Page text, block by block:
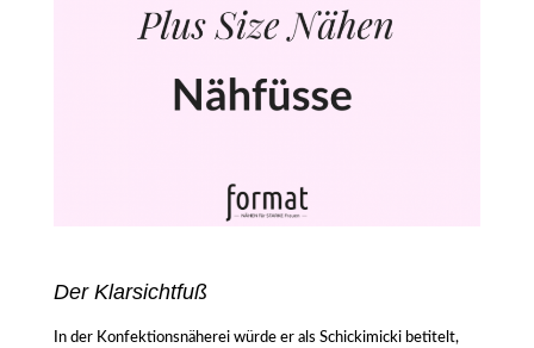
Der Klarsichtfuß
In der Konfektionsnäherei würde er als Schickimicki betitelt,